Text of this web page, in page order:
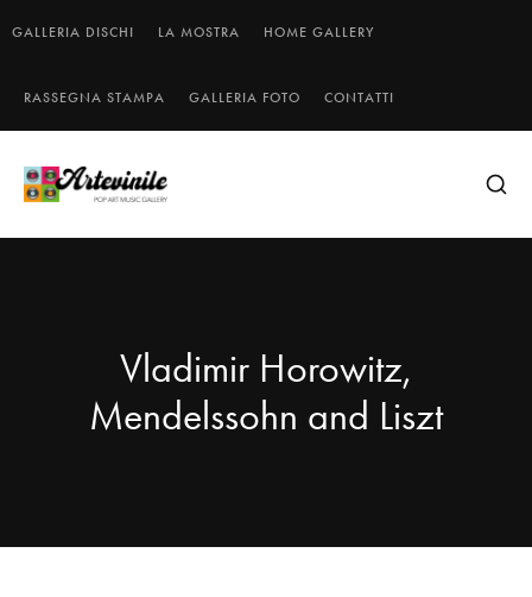
GALLERIA DISCHI LA MOSTRA HOME GALLERY
RASSEGNA STAMPA GALLERIA FOTO CONTATTI
Vladimir Horowitz,
Mendelssohn and Liszt